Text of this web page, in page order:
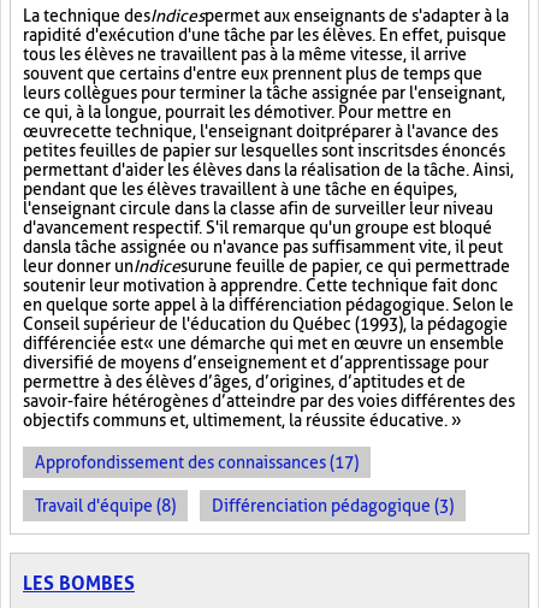
La technique desIndicespermet aux enseignants de s'adapter à la
rapidité d'exécution d'une tâche par les élèves. En effet, puisque
tous les élèves ne travaillent pas à la même vitesse, il arrive
souvent que certains d'entre eux prennent plus de temps que
leurs collègues pour terminer la tâche assignée par l'enseignant,
ce qui, à la longue, pourrait les démotiver. Pour mettre en
œuvre cette technique, l'enseignant doit préparer à l'avance des
petites feuilles de papier sur lesquelles sont inscrits des énoncés
permettant d'aider les élèves dans la réalisation de la tâche. Ainsi,
pendant que les élèves travaillent à une tâche en équipes,
l'enseignant circule dans la classe afin de surveiller leur niveau
d'avancement respectif. S'il remarque qu'un groupe est bloqué
dans la tâche assignée ou n'avance pas suffisamment vite, il peut
leur donner unIndicesurune feuille de papier, ce qui permettra de
soutenir leur motivation à apprendre. Cette technique fait donc
en quelque sorte appel à la différenciation pédagogique. Selon le
Conseil supérieur de l'éducation du Québec (1993), la pédagogie
différenciée est « une démarche qui met en œuvre un ensemble
diversifié de moyens d’enseignement et d’apprentissage pour
permettre à des élèves d’âges, d’origines, d’aptitudes et de
savoir-faire hétérogènes d’atteindre par des voies différentes des
objectifs communs et, ultimement, la réussite éducative. »
Approfondissement des connaissances (17)
Travail d'équipe (8) Différenciation pédagogique (3)
LES BOMBES